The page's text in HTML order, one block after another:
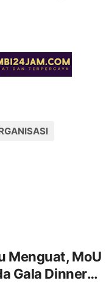
Menguat, MoU
Gala Dinner